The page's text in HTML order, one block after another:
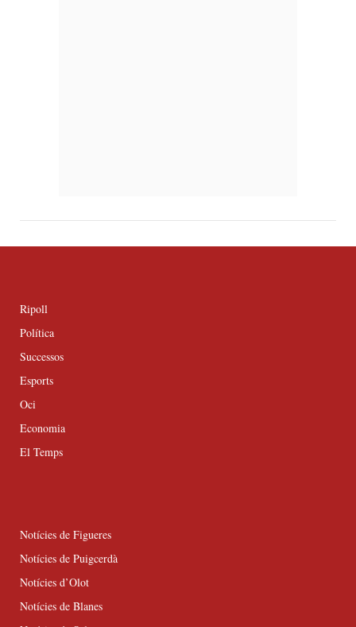
Ripoll
Política
Successos
Esports
Oci
Economia
El Temps
Notícies de Figueres
Notícies de Puigcerdà
Notícies d’Olot
Notícies de Blanes